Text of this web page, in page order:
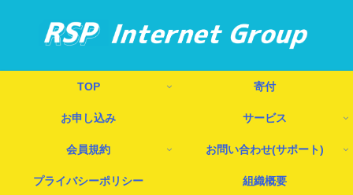
TOP 寄付
お申し込み サービス
会員規約 お問い合わせ(サポート)
プライバシーポリシー 組織概要